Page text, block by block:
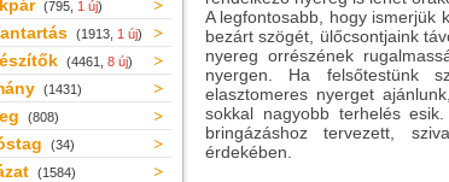
(795, 1 új)
(1913, 1 új)
(4461, 8 új)
(1431)
(808)
(34)
(1584)
A legfontosabb, hogy ismerjük
bezárt szögét, ülőcsontjaink
nyereg orrészének
nyergen. Ha felsőtestünk
elasztomeres nyerget
sokkal nagyobb terhelés
bringázáshoz tervezett,
érdekében.